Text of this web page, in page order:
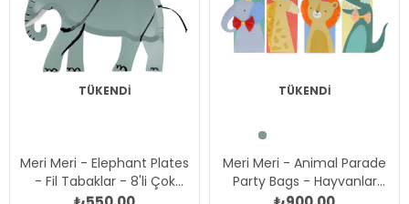
TÜKENDI
Meri Meri - Elephant Plates
- Fil Tabaklar - 8'li Çok
Renkli
TÜKENDI
Meri Meri - Animal Parade
Party Bags - Hayvanlar
Geçit Töreni Parti